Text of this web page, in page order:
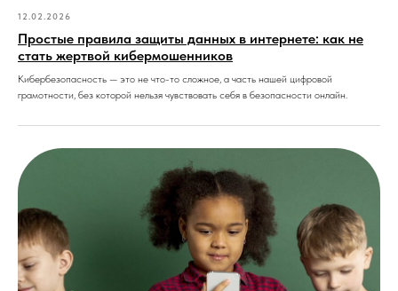
12.02.2026
Простые правила защиты данных в интернете: как не
стать жертвой кибермошенников
Кибербезопасность — это не что-то сложное, а часть нашей цифровой
грамотности, без которой нельзя чувствовать себя в безопасности онлайн.